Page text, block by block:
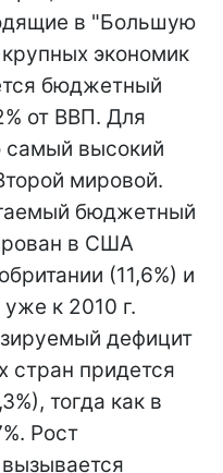
в "Большую
экономик
бюджетный
от ВВП. Для
самый высокий
мировой.
бюджетный
в США
(11,6%) и
к 2010 г.
дефицит
стран придется
тогда как в
Рост